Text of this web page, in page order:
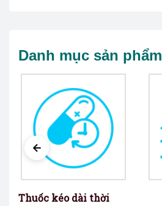
Danh mục sản phẩm
Thuốc kéo dài thời